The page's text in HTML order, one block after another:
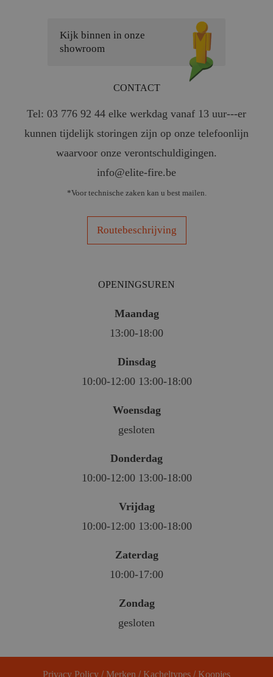
Kijk binnen in onze
showroom
CONTACT
Tel: 03 776 92 44 elke werkdag vanaf 13 uur---er
kunnen tijdelijk storingen zijn op onze telefoonlijn
waarvoor onze verontschuldigingen.
info@elite-fire.be
*Voor technische zaken kan u best mailen.
Routebeschrijving
OPENINGSUREN
Maandag
13:00-18:00
Dinsdag
10:00-12:00 13:00-18:00
Woensdag
gesloten
Donderdag
10:00-12:00 13:00-18:00
Vrijdag
10:00-12:00 13:00-18:00
Zaterdag
10:00-17:00
Zondag
gesloten
Privacy Policy / Merken / Kacheltypes / Koopjes